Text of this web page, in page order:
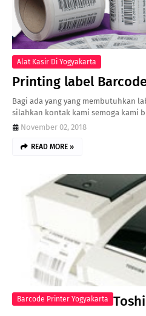
Alat Kasir Di Yogyakarta
Printing label
Bagi ada yang yang membutuhkan
silahkan kontak kami semoga kami
November 02, 2018
READ MORE »
Barcode Printer Yogyakarta